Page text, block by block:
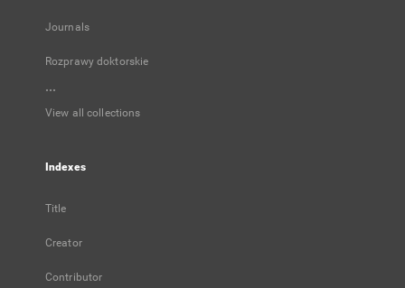
Journals
Rozprawy doktorskie
...
View all collections
Indexes
Title
Creator
Contributor